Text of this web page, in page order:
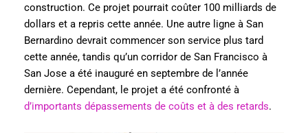
construction. Ce projet pourrait coûter 100 milliards de
dollars et a repris cette année. Une autre ligne à San
Bernardino devrait commencer son service plus tard
cette année, tandis qu’un corridor de San Francisco à
San Jose a été inauguré en septembre de l’année
dernière. Cependant, le projet a été confronté à
d’importants dépassements de coûts et à des retards.